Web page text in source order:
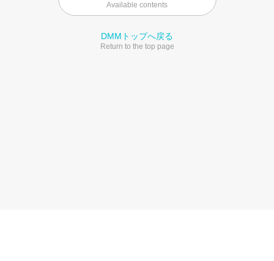
Available contents
DMMトップへ戻る
Return to the top page